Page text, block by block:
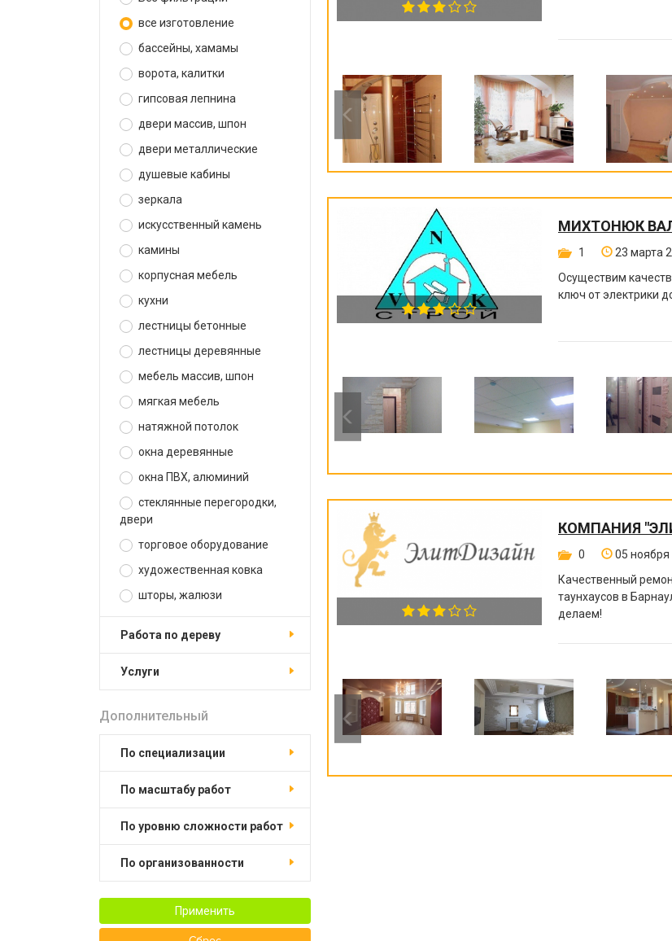
все изготовление
бассейны, хамамы
ворота, калитки
гипсовая лепнина
двери массив, шпон
двери металлические
душевые кабины
зеркала
искусственный камень
камины
корпусная мебель
кухни
лестницы бетонные
лестницы деревянные
мебель массив, шпон
мягкая мебель
натяжной потолок
окна деревянные
окна ПВХ, алюминий
стеклянные перегородки,
двери
торговое оборудование
художественная ковка
шторы, жалюзи
работа по дереву
услуги
Дополнительный
по специализации
по масштабу работ
по уровню сложности работ
по организованности
Применить
МИХТОНЮК
1 23 марта
Осуществим
ключ от электрики
КОМПАНИЯ
0
05 ноября
Качественный
таунхаусов в
делаем!